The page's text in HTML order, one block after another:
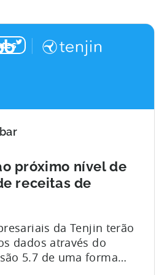
jogos hiper-casuais,
muita inovação em
próximo nível de
receitas de
da Tenjin terão
dados através do
5.7 de uma forma